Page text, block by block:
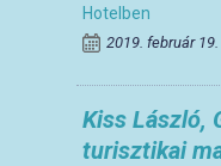
Hotelben
2019. február 19.
Kiss László,
turisztikai